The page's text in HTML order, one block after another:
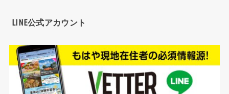
LINE公式アカウント